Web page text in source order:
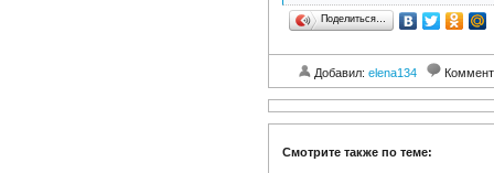
Поделиться…
Добавил: elena134
Смотрите также по теме: